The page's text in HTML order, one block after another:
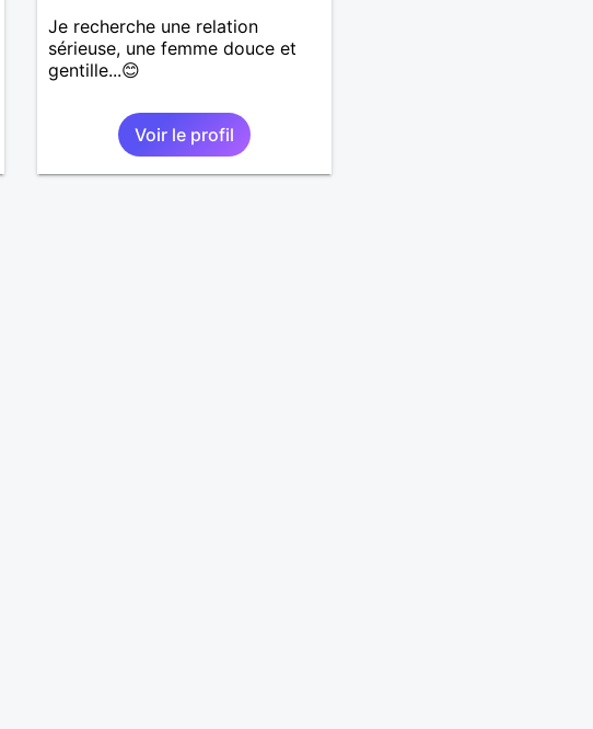
Je recherche une relation
sérieuse, une femme douce et
gentille...😊
Voir le profil